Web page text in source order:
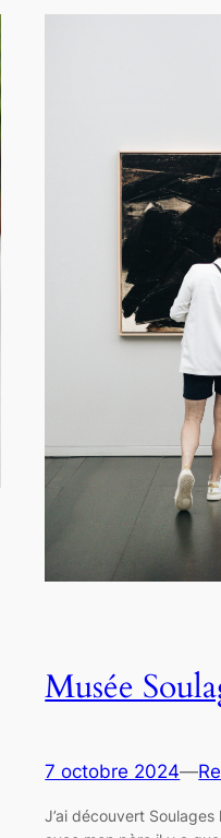
Musée
7 octobre 2024—
J’ai découvert Soulages